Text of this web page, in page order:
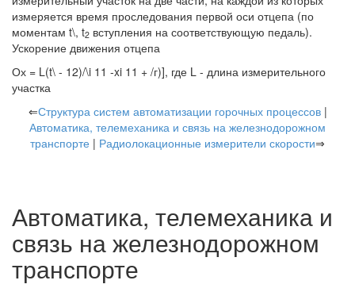
измеряется время проследования первой оси отцепа (по
моментам t\, t2 вступления на соответствующую педаль).
Ускорение движения отцепа
Ох = L(t\ - 12)/\i 11 -xi 11 + /г)], где L - длина измерительного
участка
⇐Структура систем автоматизации горочных процессов|
Автоматика, телемеханика и связь на железнодорожном
транспорте | Радиолокационные измерители скорости⇒
Автоматика, телемеханика и
связь на железнодорожном
транспорте